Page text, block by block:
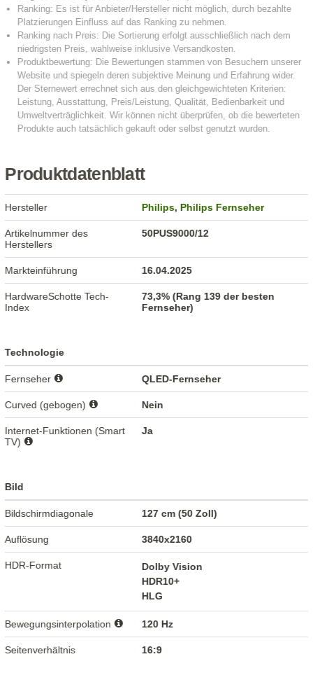
Produktdatenblatt
Hersteller Philips,Philips Fernseher
Artikelnummer des
Herstellers
50PUS9000/12
Markteinführung 16.04.2025
HardwareSchotte Tech-
Index
73,3% (Rang 139 der besten
Fernseher)
Technologie
Fernseher QLED-Fernseher
Curved (gebogen) Nein
Internet-Funktionen (Smart
TV)
Ja
Bild
Bildschirmdiagonale 127 cm (50 Zoll)
Auflösung 3840x2160
HDR-Format
Dolby Vision
HDR10+
HLG
Bewegungsinterpolation 120 Hz
Seitenverhältnis 16:9